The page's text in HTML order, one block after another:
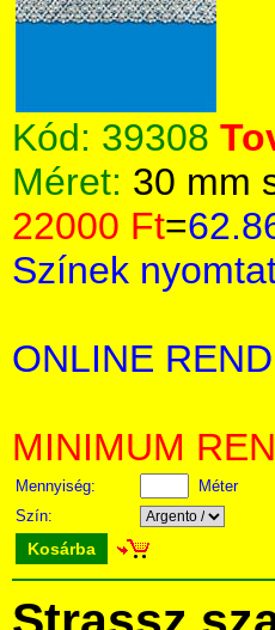
Kód: 39308
Méret: 30 mm
22000 Ft=
Színek
ONLINE
MINIMUM
Mennyiség:
Méter
Szín:
Kosárba